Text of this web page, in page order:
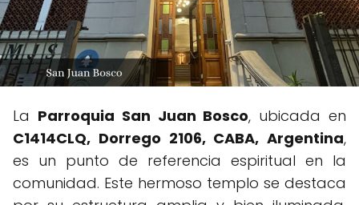
La Parroquia San Juan Bosco, ubicada en
C1414CLQ, Dorrego 2106, CABA, Argentina,
es un punto de referencia espiritual en la
comunidad. Este hermoso templo se destaca